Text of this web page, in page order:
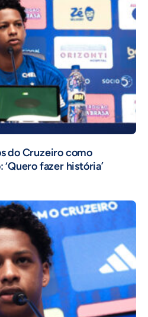
do Cruzeiro como
fazer história’